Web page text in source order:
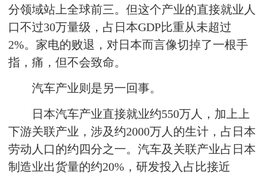
分领域站上全球前三。但这个产业的直接就业人
口不过30万量级，占日本GDP比重从未超过
2%。家电的败退，对日本而言像切掉了一根手
指，痛，但不会致命。
汽车产业则是另一回事。
日本汽车产业直接就业约550万人，加上上
下游关联产业，涉及约2000万人的生计，占日本
劳动人口的约四分之一。汽车及关联产业占日本
制造业出货量的约20%，研发投入占比接近